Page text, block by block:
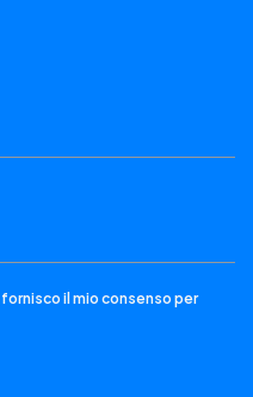
fornisco il mio consenso per